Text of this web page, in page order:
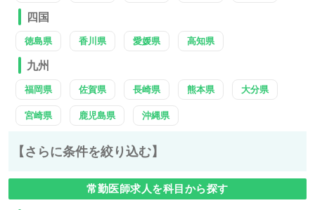
四国
徳島県 香川県 愛媛県 高知県
九州
福岡県 佐賀県 長崎県 熊本県 大分県
宮崎県 鹿児島県 沖縄県
【さらに条件を絞り込む】
常勤医師求人を科目から探す